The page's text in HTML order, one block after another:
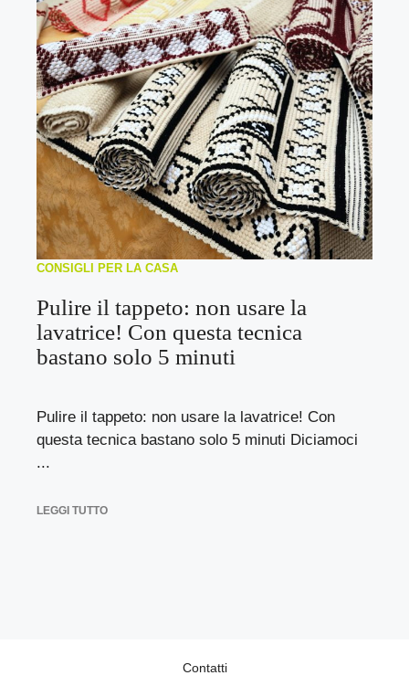
CONSIGLI PER LA CASA
Pulire il tappeto: non usare la
lavatrice! Con questa tecnica
bastano solo 5 minuti
Pulire il tappeto: non usare la lavatrice! Con
questa tecnica bastano solo 5 minuti Diciamoci
...
LEGGI TUTTO
Contatti